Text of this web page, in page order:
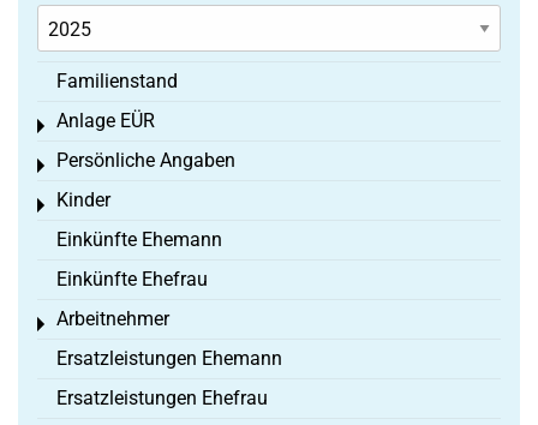
Familienstand
Anlage EÜR
Toggle menu
Persönliche Angaben
Toggle menu
Kinder
Toggle menu
Einkünfte Ehemann
Einkünfte Ehefrau
Arbeitnehmer
Toggle menu
Ersatzleistungen Ehemann
Ersatzleistungen Ehefrau